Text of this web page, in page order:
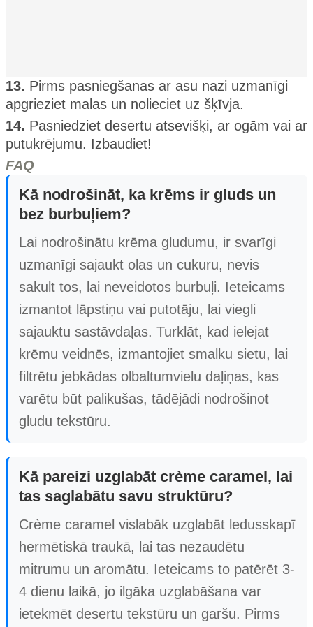
13. Pirms pasniegšanas ar asu nazi uzmanīgi
apgrieziet malas un nolieciet uz šķīvja.
14. Pasniedziet desertu atsevišķi, ar ogām vai ar
putukrējumu. Izbaudiet!
FAQ
Kā nodrošināt, ka krēms ir gluds un
bez burbuļiem?
Lai nodrošinātu krēma gludumu, ir svarīgi
uzmanīgi sajaukt olas un cukuru, nevis
sakult tos, lai neveidotos burbuļi. Ieteicams
izmantot lāpstiņu vai putotāju, lai viegli
sajauktu sastāvdaļas. Turklāt, kad ielejat
krēmu veidnēs, izmantojiet smalku sietu, lai
filtrētu jebkādas olbaltumvielu daļiņas, kas
varētu būt palikušas, tādējādi nodrošinot
gludu tekstūru.
Kā pareizi uzglabāt crème caramel, lai
tas saglabātu savu struktūru?
Crème caramel vislabāk uzglabāt ledusskapī
hermētiskā traukā, lai tas nezaudētu
mitrumu un aromātu. Ieteicams to patērēt 3-
4 dienu laikā, jo ilgāka uzglabāšana var
ietekmēt desertu tekstūru un garšu. Pirms